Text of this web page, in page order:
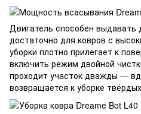
Двигатель способен выдавать
достаточно для ковров с
уборки плотно прилегает к
включить режим двойной
проходит участок дважды —
возвращается к уборке